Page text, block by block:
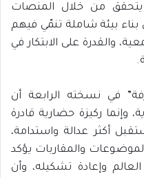
يتحقق من خلال المنصات
بناء بيئة شاملة تنمّي فيهم
والقدرة على الابتكار في
في نسخته الرابعة أن
ركيزة حضارية قادرة
أكثر عدالة واستدامة،
والمقاربات يؤكد
وإعادة تشكيله، وأن